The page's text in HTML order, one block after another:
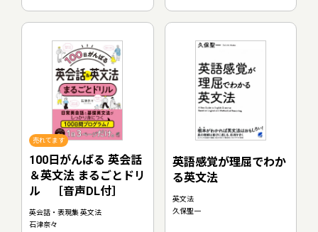
売れてます
100日がんばる 英会話
＆英文法 まるごとドリ
ル ［音声DL付］
英会話・表現集 英文法
石津奈々
英語感覚が理屈でわか
る英文法
英文法
久保聖一